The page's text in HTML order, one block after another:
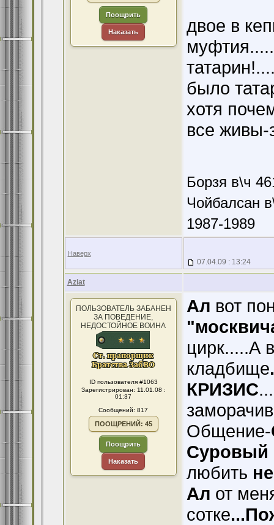
Поощрить
Наказать
двое в
было
хотя
все живы-
Борзя в\ч
Чойбалсан
1987-1989
Наверх
07.04.09 : 13:24
Aziat
ПОЛЬЗОВАТЕЛЬ ЗАБАНЕН
ЗА ПОВЕДЕНИЕ,
НЕДОСТОЙНОЕ ВОИНА
ID пользователя #1063
Зарегистрирован: 11.01.08 :
01:37
Сообщений: 817
ПООЩРЕНИЙ: 45
Поощрить
Наказать
Ал вот
цирк.....А
кладбище
КРИЗИС
Общение-
Суровый
любить
Ал от
сотке